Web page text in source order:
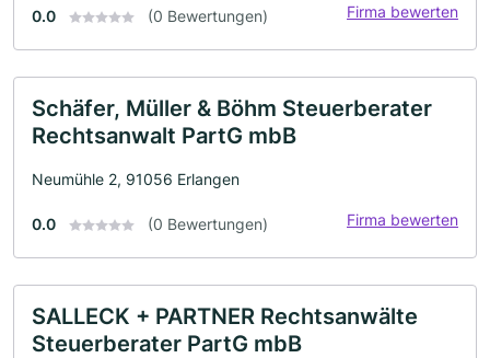
0.0 (0 Bewertungen) Firma bewerten
Schäfer, Müller & Böhm Steuerberater
Rechtsanwalt PartG mbB
Neumühle 2, 91056 Erlangen
0.0 (0 Bewertungen) Firma bewerten
SALLECK + PARTNER Rechtsanwälte
Steuerberater PartG mbB